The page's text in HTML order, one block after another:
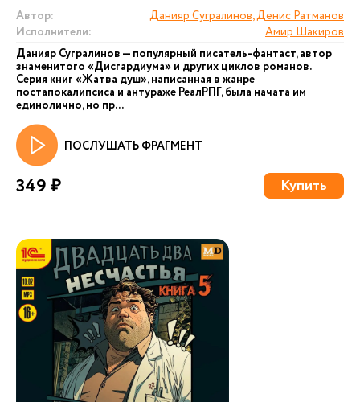
Автор:
Данияр Сугралинов, Денис Ратманов
Исполнители:
Амир Шакиров
Данияр Сугралинов — популярный писатель-фантаст, автор
знаменитого «Дисгардиума» и других циклов романов.
Серия книг «Жатва душ», написанная в жанре
постапокалипсиса и антураже РеалРПГ, была начата им
единолично, но пр...
ПОСЛУШАТЬ ФРАГМЕНТ
349 ₽ Купить